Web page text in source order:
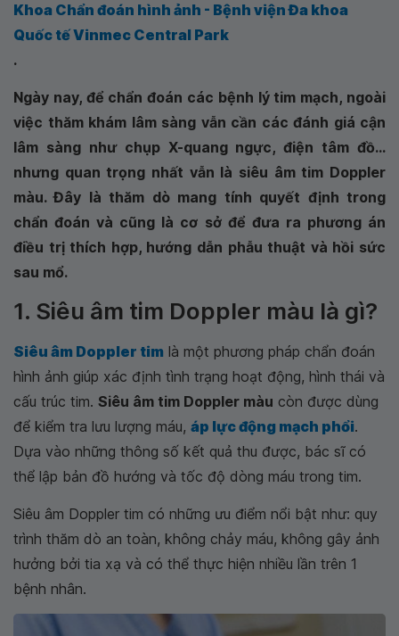
Khoa Chẩn đoán hình ảnh - Bệnh viện Đa khoa
Quốc tế Vinmec Central Park
.
Ngày nay, để chẩn đoán các bệnh lý tim mạch, ngoài
việc thăm khám lâm sàng vẫn cần các đánh giá cận
lâm sàng như chụp X-quang ngực, điện tâm đồ...
nhưng quan trọng nhất vẫn là siêu âm tim Doppler
màu. Đây là thăm dò mang tính quyết định trong
chẩn đoán và cũng là cơ sở để đưa ra phương án
điều trị thích hợp, hướng dẫn phẫu thuật và hồi sức
sau mổ.
1. Siêu âm tim Doppler màu là gì?
Siêu âm Doppler tim là một phương pháp chẩn đoán
hình ảnh giúp xác định tình trạng hoạt động, hình thái và
cấu trúc tim. Siêu âm tim Doppler màu còn được dùng
để kiểm tra lưu lượng máu, áp lực động mạch phổi.
Dựa vào những thông số kết quả thu được, bác sĩ có
thể lập bản đồ hướng và tốc độ dòng máu trong tim.
Siêu âm Doppler tim có những ưu điểm nổi bật như: quy
trình thăm dò an toàn, không chảy máu, không gây ảnh
hưởng bởi tia xạ và có thể thực hiện nhiều lần trên 1
bệnh nhân.